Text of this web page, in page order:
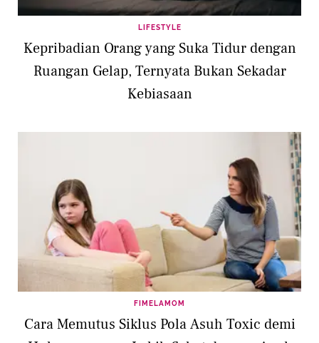
LIFESTYLE
Kepribadian Orang yang Suka Tidur dengan
Ruangan Gelap, Ternyata Bukan Sekadar
Kebiasaan
FIMELAMOM
Cara Memutus Siklus Pola Asuh Toxic demi